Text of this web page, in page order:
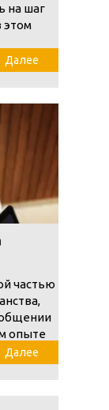
на шаг
этом
Далее
частью
опыте
Далее